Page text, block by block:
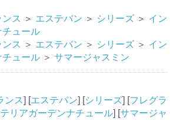
ス ＞ エステバン ＞ シリーズ ＞ イン
チュール
ス ＞ エステバン ＞ シリーズ ＞ イン
チュール ＞ サマージャスミン
ンス] [エステバン] [シリーズ] [フレグラ
リアガーデンナチュール] [サマージャ